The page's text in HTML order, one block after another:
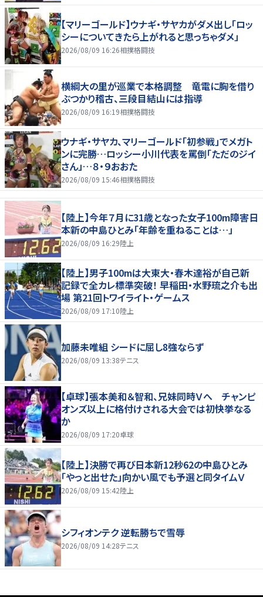
【マリーゴールド】ウナギ・サヤカがダメ出し「ロッ
シーについてきたら上がれると思っちゃダメ」
2026/08/09 16:26相撲格闘技
横綱大の里が巡業で本格調整 竜電に胸を借り
ぶつかり稽古、三段目結山には指導
2026/08/09 16:19相撲格闘技
ウナギ・サヤカ、マリーゴールド「初参戦」でメガト
ンに完勝…ロッシー小川代表を罵倒「ただのジイ
さん」…８・９おおた
2026/08/09 15:46相撲格闘技
【陸上】今年７月に31歳となった女子100m障害日
本新の中島ひとみ「年齢を重ねることは…」
2026/08/09 16:29陸上
【陸上】男子100mは大東大・春木達裕が自己新
記録で全カレ標準突破！ 早稲田・水野琉之介も出
場 第21回トワイライト・ゲームス
2026/08/09 17:10陸上
加藤未唯組 シードに屈し8強ならず
2026/08/09 13:38テニス
【卓球】張本美和＆智和、兄妹同時Ｖへ チャンピ
オンズ以上に格付けされる大会では初快挙なる
か
2026/08/09 17:20卓球
【陸上】決勝で再び日本新12秒62の中島ひとみ
「やっと出せた」向かい風でも予選と同タイムＶ
2026/08/09 15:42陸上
シフィオンテク 逆転勝ちで雪辱
2026/08/09 14:28テニス